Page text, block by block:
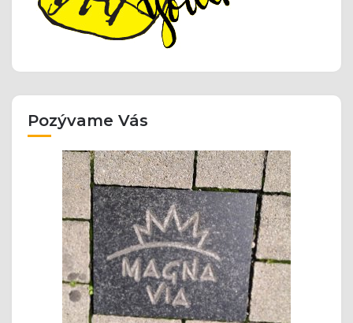
Pozývame Vás